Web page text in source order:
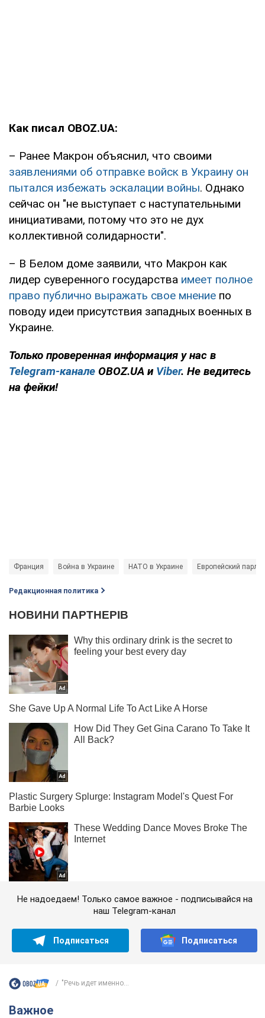
Как писал OBOZ.UA:
– Ранее Макрон объяснил, что своими
заявлениями об отправке войск в Украину он
пытался избежать эскалации войны. Однако
сейчас он "не выступает с наступательными
инициативами, потому что это не дух
коллективной солидарности".
– В Белом доме заявили, что Макрон как
лидер суверенного государства имеет полное
право публично выражать свое мнение по
поводу идеи присутствия западных военных в
Украине.
Только проверенная информация у нас в
Telegram-канале OBOZ.UA и Viber. Не ведитесь
на фейки!
Франция Война в Украине НАТО в Украине Европейский
Редакционная политика
Не надоедаем! Только самое важное - подписывайся на
наш Telegram-канал
Подписаться Подписаться
"Речь идет именно...
Важное